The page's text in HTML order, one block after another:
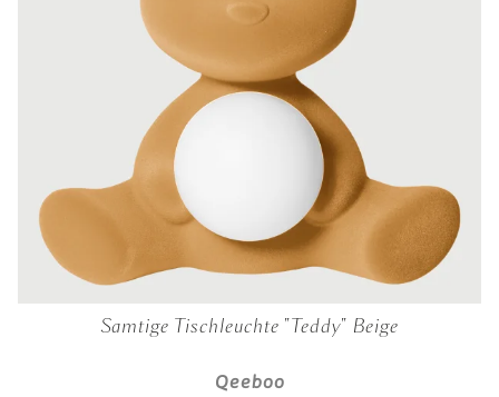
Samtige Tischleuchte "Teddy" Beige
Qeeboo